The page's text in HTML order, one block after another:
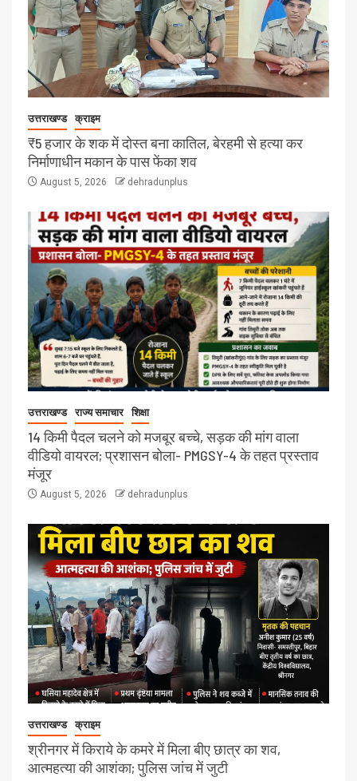
उत्तराखण्ड क्राइम
₹5 हजार के शक में दोस्त बना कातिल, बेरहमी से हत्या कर
निर्माणाधीन मकान के पास फेंका शव
August 5, 2026 dehradunplus
उत्तराखण्ड राज्य समाचार शिक्षा
14 किमी पैदल चलने को मजबूर बच्चे, सड़क की मांग वाला
वीडियो वायरल; प्रशासन बोला- PMGSY-4 के तहत प्रस्ताव
मंजूर
August 5, 2026 dehradunplus
उत्तराखण्ड क्राइम
श्रीनगर में किराये के कमरे में मिला बीए छात्र का शव,
आत्महत्या की आशंका; पुलिस जांच में जुटी